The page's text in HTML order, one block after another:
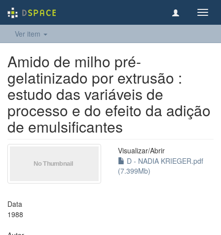
Ver item
Amido de milho pré-
gelatinizado por extrusão :
estudo das variáveis de
processo e do efeito da adição
de emulsificantes
Visualizar/Abrir
D - NADIA KRIEGER.pdf
(7.399Mb)
Data
1988